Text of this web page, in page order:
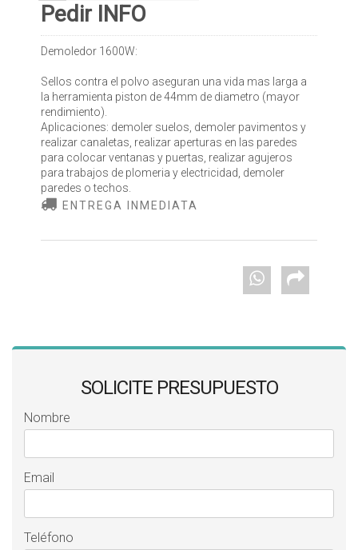
Pedir INFO
Demoledor 1600W:
Sellos contra el polvo aseguran una vida mas larga a
la herramienta piston de 44mm de diametro (mayor
rendimiento).
Aplicaciones: demoler suelos, demoler pavimentos y
realizar canaletas, realizar aperturas en las paredes
para colocar ventanas y puertas, realizar agujeros
para trabajos de plomeria y electricidad, demoler
paredes o techos.
ENTREGA INMEDIATA
SOLICITE PRESUPUESTO
Nombre
Email
Teléfono